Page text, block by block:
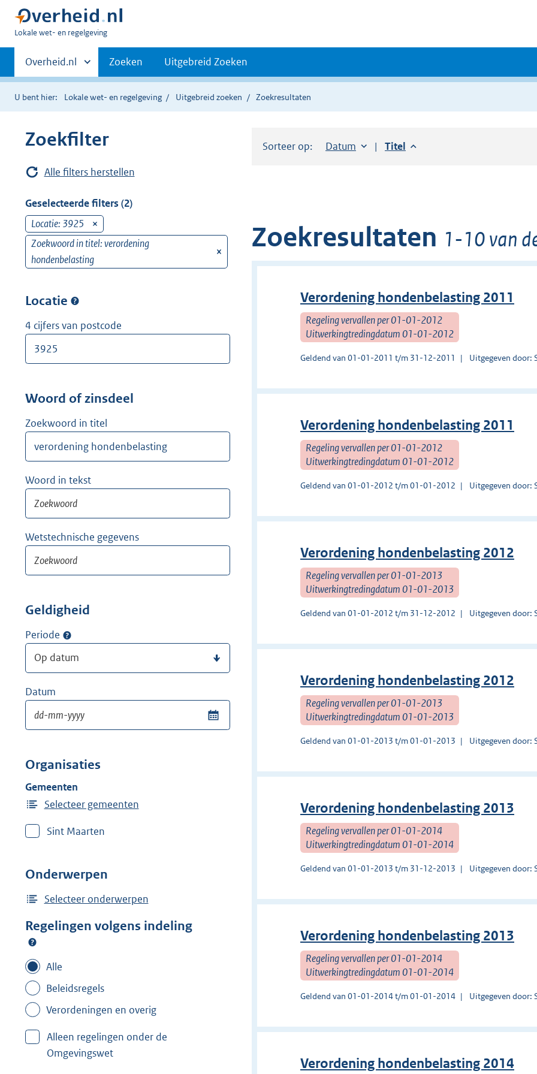
U
hier:
Lokale wet- en regelgeving
Primaire
navigatie
Andere
sites
binnen
Overheid.nl Zoeken Uitgebreid Zoeken
U bent hier: Lokale wet- en regelgeving Uitgebreid zoeken Zoekresultaten
Zoekfilter
Alle filters herstellen
Geselecteerde filters (2)
Locatie: 3925
e
r
w
d
e
Zoekwoord in titel: verordening
hondenbelasting
Locatie
4 cijfers van postcode
Woord of zinsdeel
Zoekwoord in titel
Woord in tekst
Wetstechnische gegevens
Geldigheid
Periode
Datum
Organisaties
Gemeenten
Selecteer gemeenten
Sint Maarten
Onderwerpen
Selecteer onderwerpen
Regelingen volgens indeling
Alle
Beleidsregels
Verordeningen en overig
Alleen regelingen onder de
Omgevingswet
Sorteer op: Sorteer op:
Datum aflopendSorteer op:
Titel aflopend
Zoekresultaten 1-10 van
Verordening hondenbelasting 2011
Regeling vervallen per 01-01-2012
Uitwerkingtredingdatum 01-01-2012
Geldend van 01-01-2011 t/m 31-12-2011 Uitgegeven door:
Verordening hondenbelasting 2011
Regeling vervallen per 01-01-2012
Uitwerkingtredingdatum 01-01-2012
Geldend van 01-01-2012 t/m 01-01-2012 Uitgegeven door:
Verordening hondenbelasting 2012
Regeling vervallen per 01-01-2013
Uitwerkingtredingdatum 01-01-2013
Geldend van 01-01-2012 t/m 31-12-2012 Uitgegeven door:
Verordening hondenbelasting 2012
Regeling vervallen per 01-01-2013
Uitwerkingtredingdatum 01-01-2013
Geldend van 01-01-2013 t/m 01-01-2013 Uitgegeven door:
Verordening hondenbelasting 2013
Regeling vervallen per 01-01-2014
Uitwerkingtredingdatum 01-01-2014
Geldend van 01-01-2013 t/m 31-12-2013 Uitgegeven door:
Verordening hondenbelasting 2013
Regeling vervallen per 01-01-2014
Uitwerkingtredingdatum 01-01-2014
Geldend van 01-01-2014 t/m 01-01-2014 Uitgegeven door:
Verordening hondenbelasting 2014